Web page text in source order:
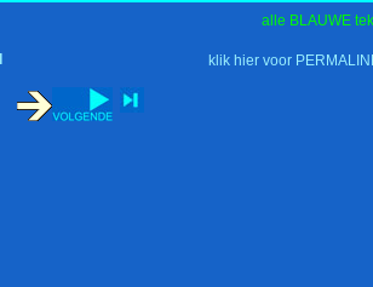
alle BLAUWE
klik hier voor